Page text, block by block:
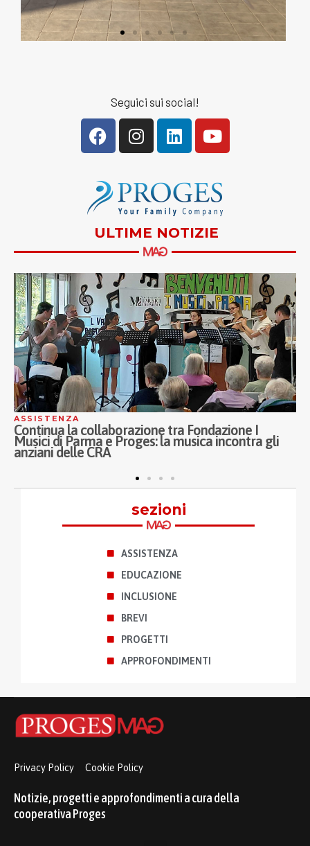
Seguici sui social!
ULTIME NOTIZIE
ASSISTENZA
Continua la collaborazione tra Fondazione I
Musici di Parma e Proges: la musica incontra gli
anziani delle CRA
sezioni
ASSISTENZA
EDUCAZIONE
INCLUSIONE
BREVI
PROGETTI
APPROFONDIMENTI
Privacy Policy Cookie Policy
Notizie, progetti e approfondimenti a cura della
cooperativa Proges